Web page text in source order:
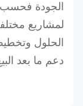
الجودة فحسب ،
لمشاريع مختلفة
الحلول وتخطيط
دعم ما بعد البيع.